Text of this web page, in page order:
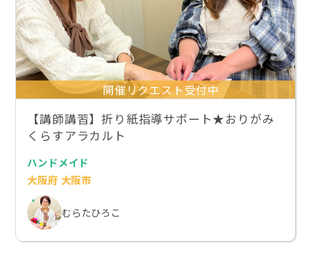
開催リクエスト受付中
【講師講習】折り紙指導サポート★おりがみ
くらすアラカルト
ハンドメイド
大阪府 大阪市
むらたひろこ